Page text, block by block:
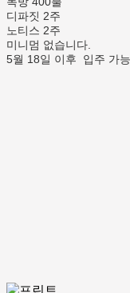
디파짓 2주
노티스 2주
미니멈 없습니다.
5월 18일 이후 입주 가